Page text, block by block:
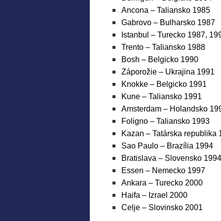
Ancona – Taliansko 1985
Gabrovo – Bulharsko 1987
Istanbul – Turecko 1987,
Trento – Taliansko 1988
Bosh – Belgicko 1990
Záporožie – Ukrajina 1991
Knokke – Belgicko 1991
Kune – Taliansko 1991
Amsterdam – Holandsko
Foligno – Taliansko 1993
Kazan – Tatárska republika
Sao Paulo – Brazília 1994
Bratislava – Slovensko 1994
Essen – Nemecko 1997
Ankara – Turecko 2000
Haifa – Izrael 2000
Celje – Slovinsko 2001